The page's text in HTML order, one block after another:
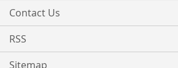
Contact Us
RSS
Sitemap